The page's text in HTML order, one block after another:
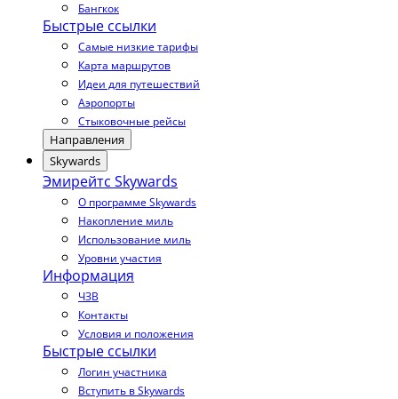
Бангкок
Быстрые ссылки
Самые низкие тарифы
Карта маршрутов
Идеи для путешествий
Аэропорты
Стыковочные рейсы
Направления
Skywards
Эмирейтс Skywards
О программе Skywards
Накопление миль
Использование миль
Уровни участия
Информация
ЧЗВ
Контакты
Условия и положения
Быстрые ссылки
Логин участника
Вступить в Skywards